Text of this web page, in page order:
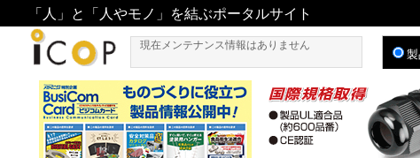
「人」と「人やモノ」を結ぶポータルサイト
現在メンテナンス情報はありません
製